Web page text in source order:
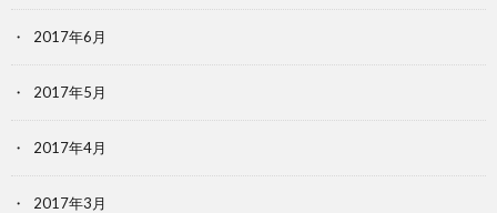
2017年6月
2017年5月
2017年4月
2017年3月